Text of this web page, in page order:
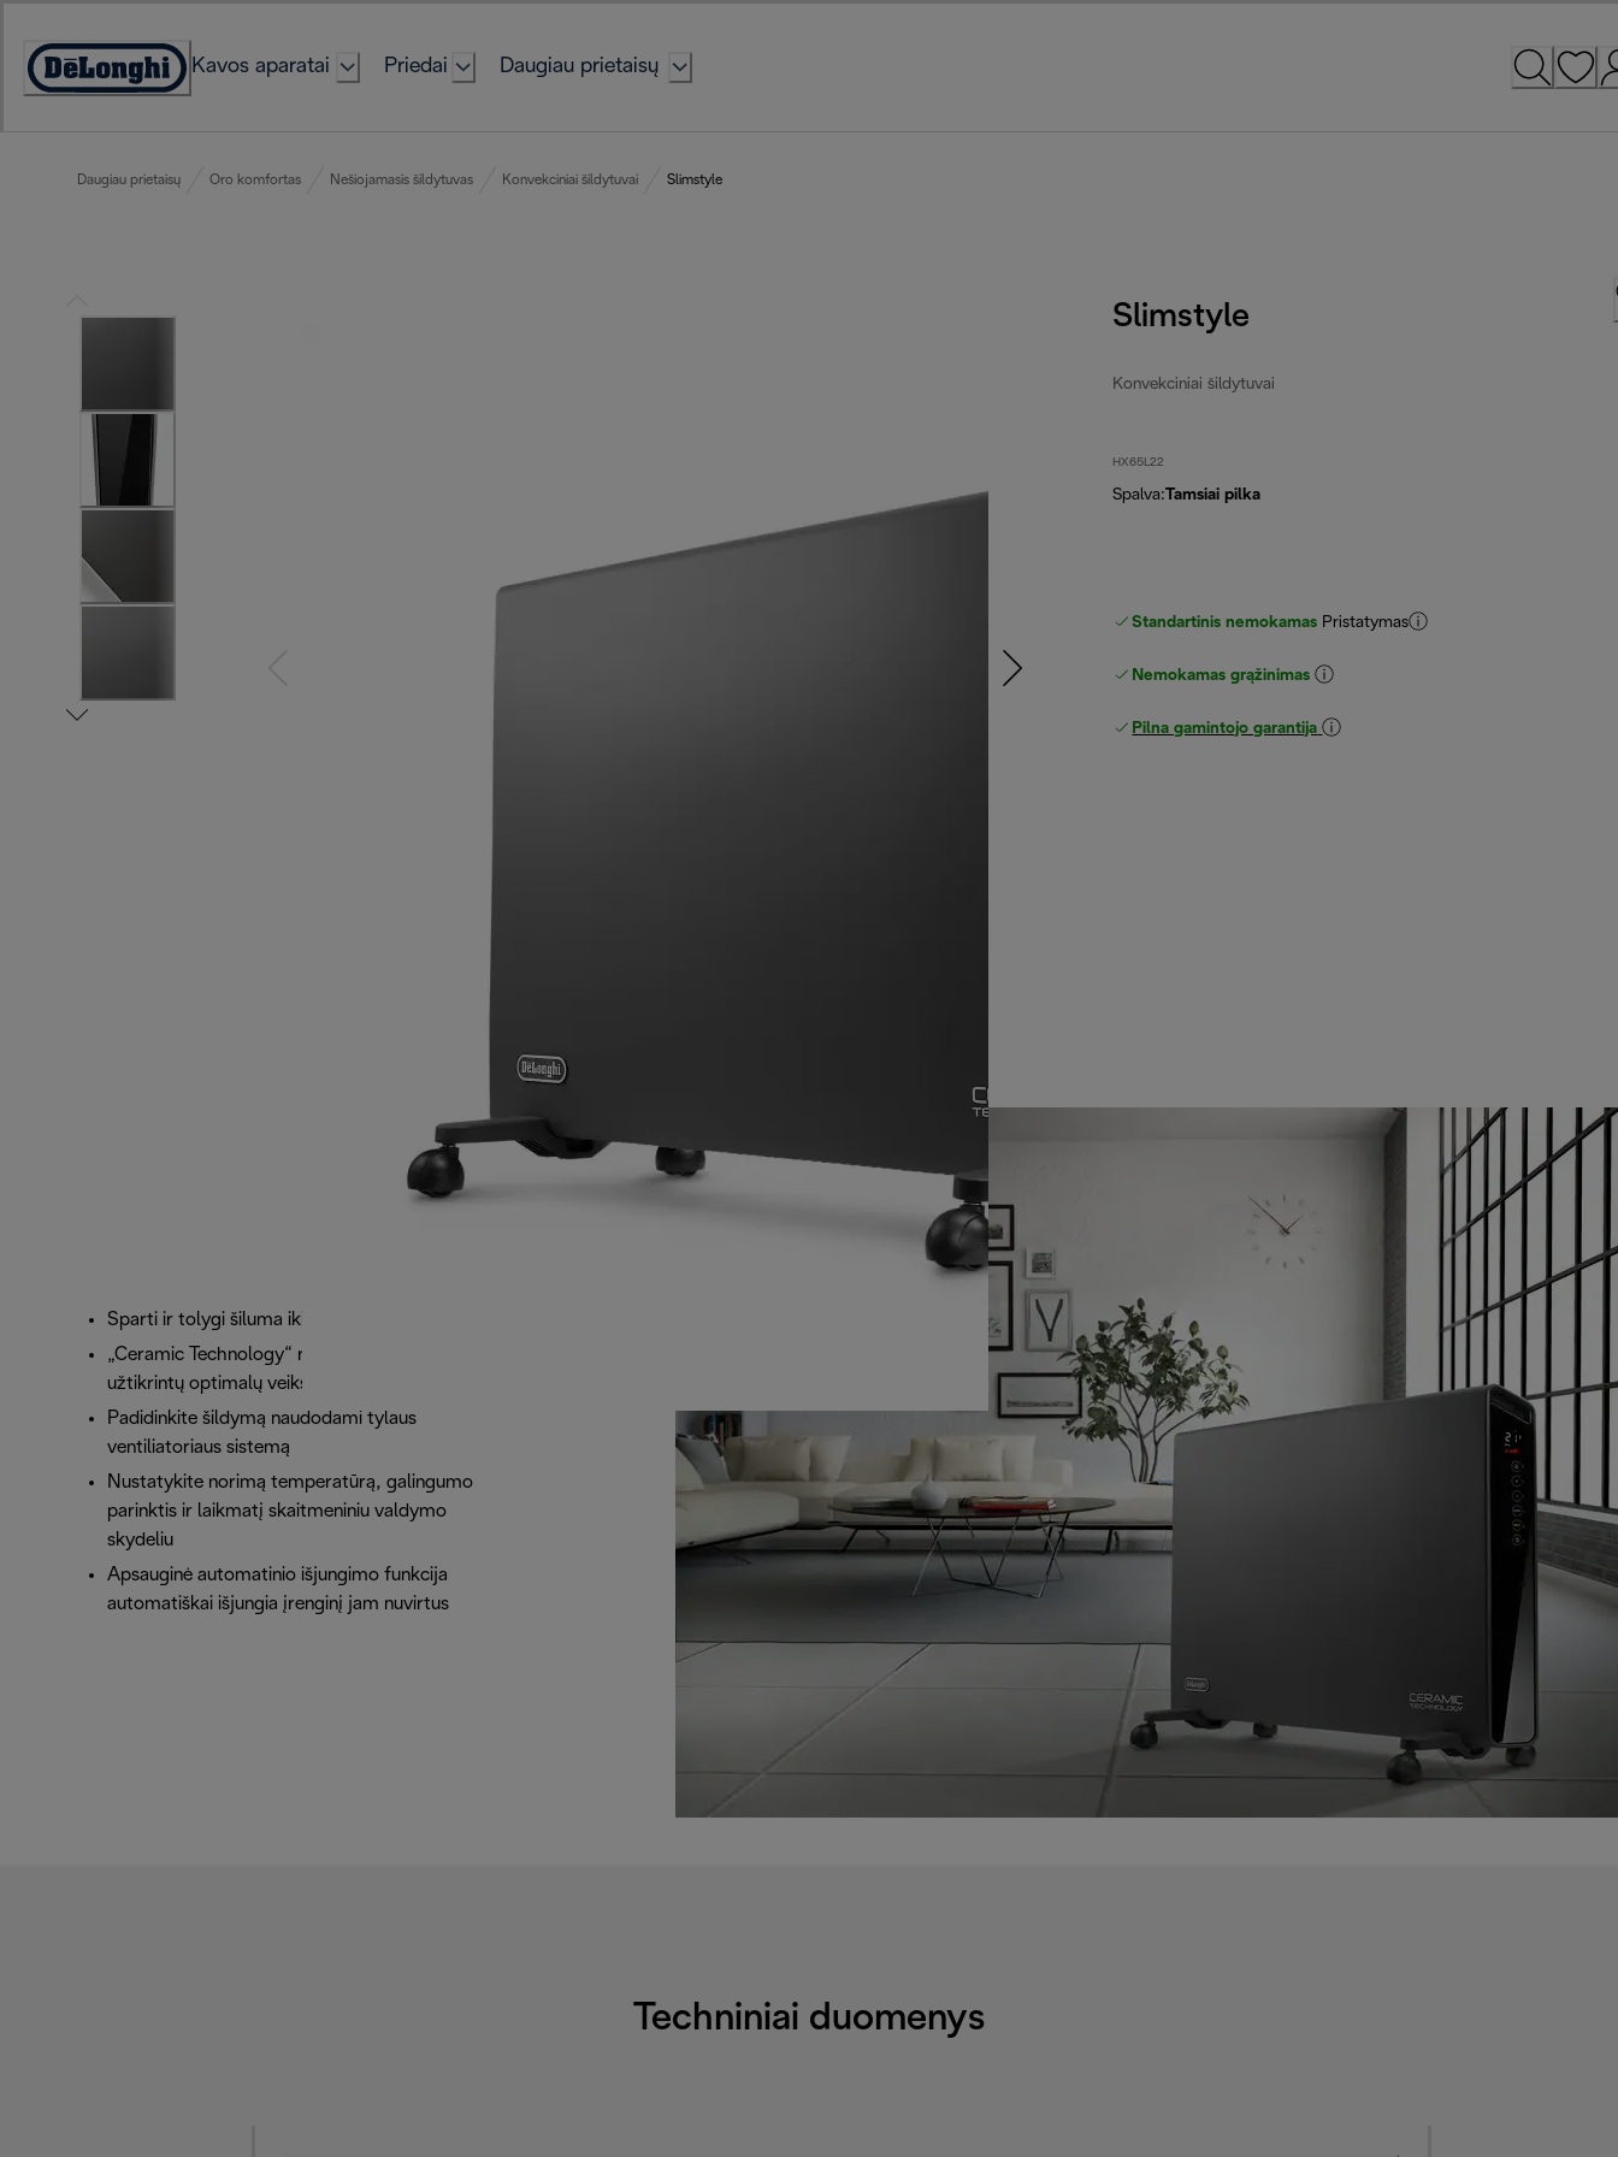
Content
Accessibility
Kavos aparatai Priedai Daugiau prietaisų
Daugiau prietaisų Oro komfortas Nešiojamasis šildytuvas Konvekciniai šildytuvai Slimstyle
Slimstyle
Konvekciniai šildytuvai
HX65L22
Spalva:Tamsiai pilka
Standartinis nemokamas Pristatymas
Nemokamas grąžinimas
Pilna gamintojo garantija
Sparti ir tolygi šiluma iki 65 m³ patalpoms
„Ceramic Technology“ reguliuojasi savaime, kad
užtikrintų optimalų veiksmingumą
Padidinkite šildymą naudodami tylaus
ventiliatoriaus sistemą
Nustatykite norimą temperatūrą, galingumo
parinktis ir laikmatį skaitmeniniu valdymo
skydeliu
Apsauginė automatinio išjungimo funkcija
automatiškai išjungia įrenginį jam nuvirtus
Techniniai duomenys